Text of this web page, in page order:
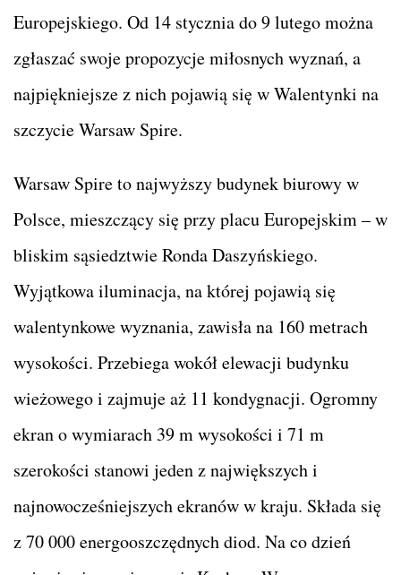
Europejskiego. Od 14 stycznia do 9 lutego można
zgłaszać swoje propozycje miłosnych wyznań, a
najpiękniejsze z nich pojawią się w Walentynki na
szczycie Warsaw Spire.
Warsaw Spire to najwyższy budynek biurowy w
Polsce, mieszczący się przy placu Europejskim – w
bliskim sąsiedztwie Ronda Daszyńskiego.
Wyjątkowa iluminacja, na której pojawią się
walentynkowe wyznania, zawisła na 160 metrach
wysokości. Przebiega wokół elewacji budynku
wieżowego i zajmuje aż 11 kondygnacji. Ogromny
ekran o wymiarach 39 m wysokości i 71 m
szerokości stanowi jeden z największych i
najnowocześniejszych ekranów w kraju. Składa się
z 70 000 energooszczędnych diod. Na co dzień